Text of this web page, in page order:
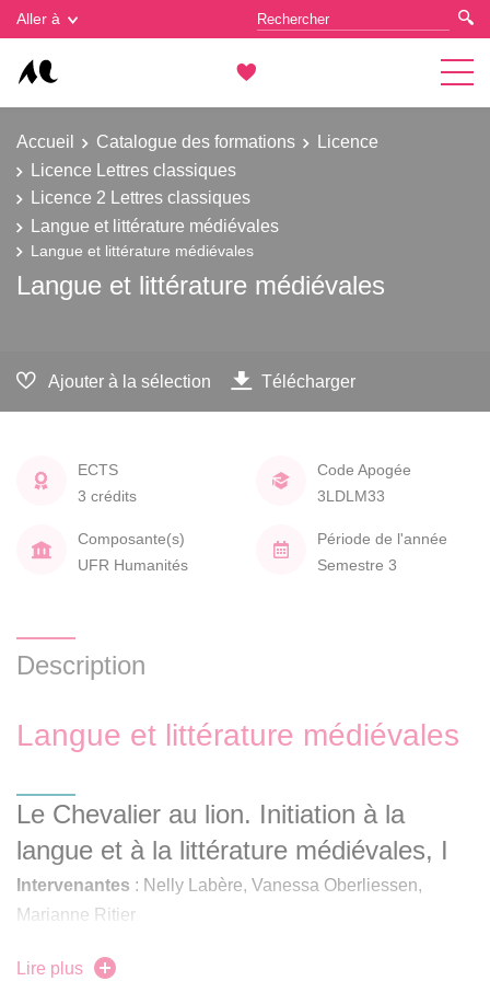
Aller à
Accueil Catalogue des formations
Licence
Licence Lettres classiques
Licence 2 Lettres classiques
Langue et littérature médiévales
Langue et littérature médiévales
Langue et littérature médiévales
Ajouter à la sélection Télécharger
ECTS
3 crédits
Code Apogée
3LDLM33
Composante(s)
UFR Humanités
Période de l'année
Semestre 3
Description
Langue et littérature médiévales
Le Chevalier au lion. Initiation à la
langue et à la littérature médiévales, I
Intervenantes : Nelly Labère, Vanessa Oberliessen,
Marianne Ritier
Ce cours de Travaux Dirigés vise à familiariser les
Lire plus
Gestion des cookies